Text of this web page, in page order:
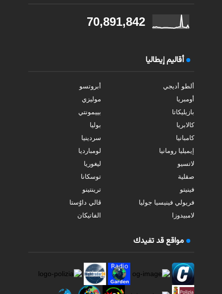
70,891,842
أقاليم إيطاليا
ألطو أديجي
أبروتسو
أومبريا
موليزي
بازيليكاتا
بييمونتي
كالابريا
بوليا
كامبانيا
سردينيا
إيميليا رومانيا
لومبارديا
لاتسيو
ليغوريا
صقلية
توسكانا
فينيتو
ترينتينو
فريولي فينيسيا جوليا
ڤالي داوُستا
لامبيدوزا
الفاتيكان
مواقع قد تفيدك